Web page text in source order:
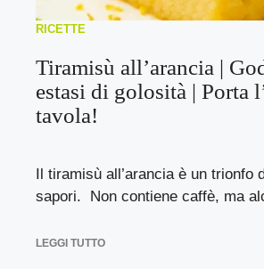
RICETTE
Tiramisù all’arancia |
estasi di golosità | Porta
tavola!
Il tiramisù all’arancia è un trionfo
sapori. Non contiene caffè, ma
LEGGI TUTTO